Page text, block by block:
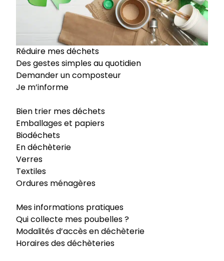
Réduire mes déchets
Des gestes simples au quotidien
Demander un composteur
Je m’informe
Bien trier mes déchets
Emballages et papiers
Biodéchets
En déchèterie
Verres
Textiles
Ordures ménagères
Mes informations pratiques
Qui collecte mes poubelles ?
Modalités d’accès en déchèterie
Horaires des déchèteries